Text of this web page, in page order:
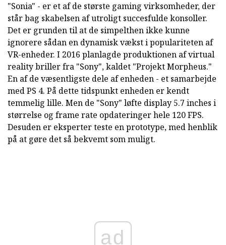
"Sonia" - er et af de største gaming virksomheder, der
står bag skabelsen af utroligt succesfulde konsoller.
Det er grunden til at de simpelthen ikke kunne
ignorere sådan en dynamisk vækst i populariteten af
VR-enheder. I 2016 planlagde produktionen af virtual
reality briller fra "Sony", kaldet "Projekt Morpheus."
En af de væsentligste dele af enheden - et samarbejde
med PS 4. På dette tidspunkt enheden er kendt
temmelig lille. Men de "Sony" løfte display 5.7 inches i
størrelse og frame rate opdateringer hele 120 FPS.
Desuden er eksperter teste en prototype, med henblik
på at gøre det så bekvemt som muligt.
ad